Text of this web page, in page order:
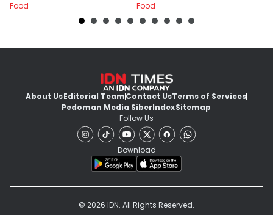
Food
Food
About UsEditorial TeamContact UsTerms of Services
Pedoman Media SiberIndexSitemap
Follow Us
Download
© 2026 IDN. All Rights Reserved.